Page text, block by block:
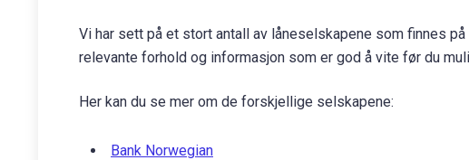
Vi har sett på et stort antall av låneselskapene som finnes
relevante forhold og informasjon som er god å vite før du
Her kan du se mer om de forskjellige selskapene:
Bank Norwegian